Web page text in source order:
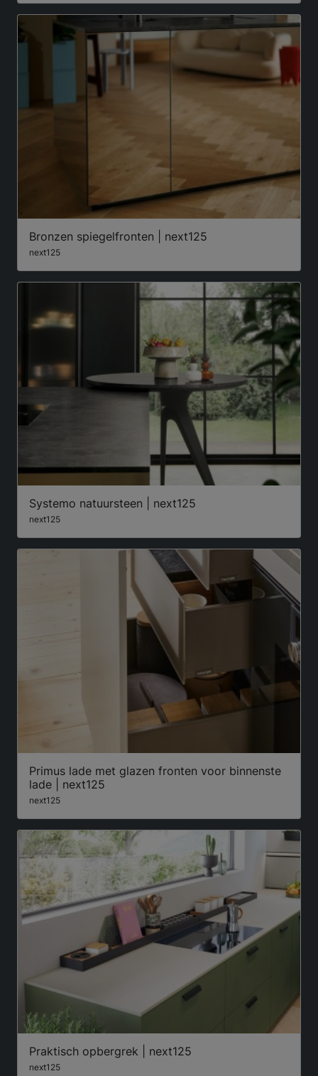
Bronzen spiegelfronten | next125
next125
Systemo natuursteen | next125
next125
Primus lade met glazen fronten voor binnenste
lade | next125
next125
Praktisch opbergrek | next125
next125